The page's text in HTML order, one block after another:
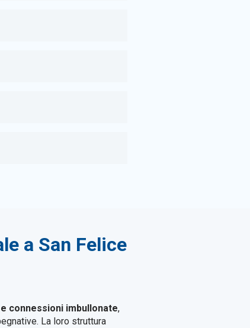
a San Felice
connessioni imbullonate,
La loro struttura